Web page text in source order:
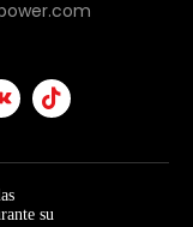
Technology
su